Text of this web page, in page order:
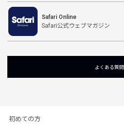
Safari Online
Safari公式ウェブマガジン
よくある質問
初めての方